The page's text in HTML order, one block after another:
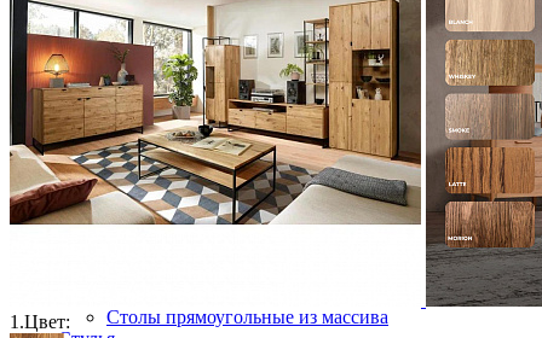
84 640 ₽
В корзину
-25%
Столовая
Буфеты и бары
Комоды для кухни
Лавки и скамьи
Полки и ящики
Столы кофейные и чайные
Столы обеденные
Столы прямоугольные из массива
1.Цвет: